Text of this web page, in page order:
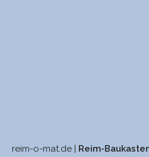
reim-o-mat.de |
Reim-